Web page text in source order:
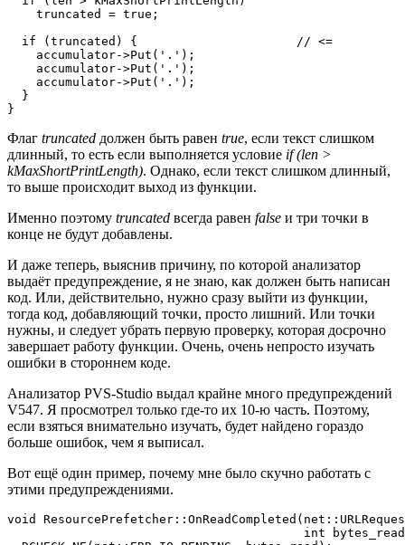
    truncated = true;
  if (truncated) {                      // <=
    accumulator->Put('.');
    accumulator->Put('.');
    accumulator->Put('.');
  }
}
Флаг truncated должен быть равен true, если текст слишком
длинный, то есть если выполняется условие if (len >
kMaxShortPrintLength). Однако, если текст слишком длинный,
то выше происходит выход из функции.
Именно поэтому truncated всегда равен false и три точки в
конце не будут добавлены.
И даже теперь, выяснив причину, по которой анализатор
выдаёт предупреждение, я не знаю, как должен быть написан
код. Или, действительно, нужно сразу выйти из функции,
тогда код, добавляющий точки, просто лишний. Или точки
нужны, и следует убрать первую проверку, которая досрочно
завершает работу функции. Очень, очень непросто изучать
ошибки в стороннем коде.
Анализатор PVS-Studio выдал крайне много предупреждений
V547. Я просмотрел только где-то их 10-ю часть. Поэтому,
если взяться внимательно изучать, будет найдено гораздо
больше ошибок, чем я выписал.
Вот ещё один пример, почему мне было скучно работать с
этими предупреждениями.
void
int